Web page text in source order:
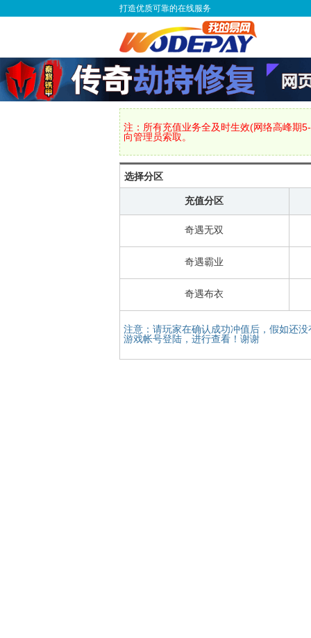
打造优质可靠的在线服务
注：所有充值业务全及时生效(网络高峰期
向管理员索取。
选择分区
充值分区
奇遇无双
奇遇霸业
奇遇布衣
注意：请玩家在确认成功冲值后，假如还
游戏帐号登陆，进行查看！谢谢